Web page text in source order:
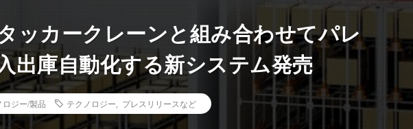
ッカークレーンと組み合わせてパレ
出庫自動化する新システム発売
ロジー/製品 テクノロジー プレスリリースなど